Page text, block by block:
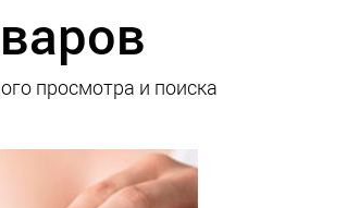
просмотра и поиска